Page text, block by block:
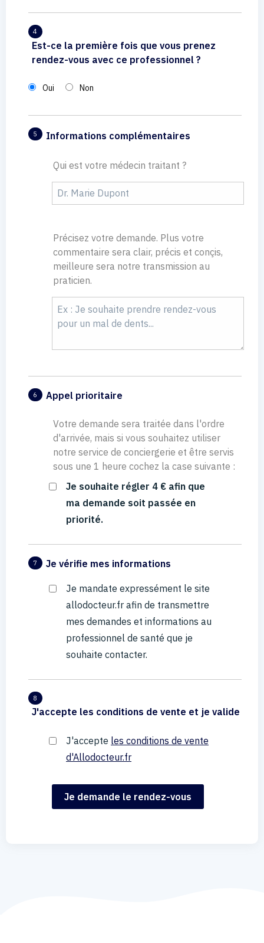
4
Est-ce la première fois que vous prenez
rendez-vous avec ce professionnel ?
Oui Non
5 Informations complémentaires
Qui est votre médecin traitant ?
Précisez votre demande. Plus votre
commentaire sera clair, précis et conçis,
meilleure sera notre transmission au
praticien.
6 Appel prioritaire
Votre demande sera traitée dans l'ordre
d'arrivée, mais si vous souhaitez utiliser
notre service de conciergerie et être servis
sous une 1 heure cochez la case suivante :
Je souhaite régler 4 € afin que
ma demande soit passée en
priorité.
7 Je vérifie mes informations
Je mandate expressément le site
allodocteur.fr afin de transmettre
mes demandes et informations au
professionnel de santé que je
souhaite contacter.
8
J'accepte les conditions de vente et je valide
J'accepte les conditions de vente
d'Allodocteur.fr